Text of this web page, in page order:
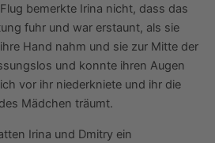
bemerkte Irina nicht, dass das
fuhr und war erstaunt, als sie
Hand nahm und sie zur Mitte der
und konnte ihren Augen
vor ihr niederkniete und ihr die
Mädchen träumt.
Irina und Dmitry ein